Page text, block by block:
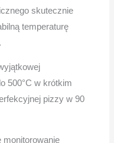
skutecznie
temperaturę
500°C w krótkim
pizzy w 90
monitorowanie